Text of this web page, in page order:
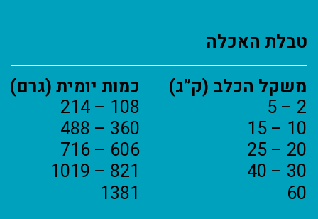
טבלת האכלה
משקל הכלב (ק”ג)
כמות יומית (גרם)
2 – 5
108 – 214
10 – 15
360 – 488
20 – 25
606 – 716
30 – 40
821 – 1019
60
1381